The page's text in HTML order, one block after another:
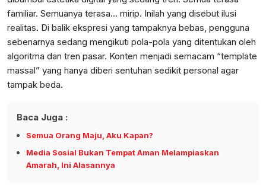
familiar. Semuanya terasa... mirip. Inilah yang disebut ilusi
realitas. Di balik ekspresi yang tampaknya bebas, pengguna
sebenarnya sedang mengikuti pola-pola yang ditentukan oleh
algoritma dan tren pasar. Konten menjadi semacam “template
massal” yang hanya diberi sentuhan sedikit personal agar
tampak beda.
Baca Juga :
Semua Orang Maju, Aku Kapan?
Media Sosial Bukan Tempat Aman Melampiaskan
Amarah, Ini Alasannya